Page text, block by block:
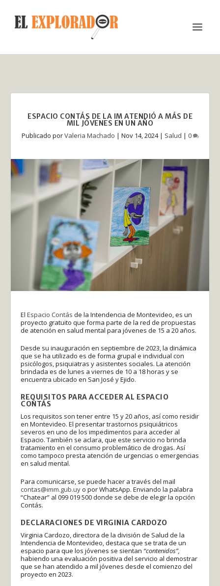
ESPACIO CONTÁS DE LA IM ATENDIÓ A MÁS DE
MIL JÓVENES EN UN AÑO
Publicado porValeria Machado | Nov 14, 2024| Salud | 0
ElEspacio Contásde la Intendencia de Montevideo, es un
proyecto gratuito que forma parte de la red de propuestas
de atención en salud mental para jóvenes de 15 a 20 años.
Desde su inauguración en septiembre de 2023, la dinámica
que se ha utilizado es de forma grupal e individual con
psicólogos, psiquiatras y asistentes sociales. La atención
brindada es de lunes a viernes de 10 a 18 horas y se
encuentra ubicado en San José y Ejido.
REQUISITOS PARA ACCEDER AL ESPACIO
CONTÁS
Los requisitos son tener entre 15 y 20 años, así como residir
en Montevideo. El presentar trastornos psiquiátricos
severos en uno de los impedimentos para acceder al
Espacio. También se aclara, que este servicio no brinda
tratamiento en el consumo problemático de drogas. Así
como tampoco presta atención de urgencias o emergencias
en salud mental.
Para comunicarse, se puede hacer a través del mail
contas@imm.gub.uyo por WhatsApp. Enviando la palabra
“Chatear” al 099 019 500 donde se debe de elegir la opción
Contás.
DECLARACIONES DE VIRGINIA CARDOZO
Virginia Cardozo, directora de la división de Salud de la
Intendencia de Montevideo, destaca que se trata de un
espacio para que los jóvenes se sientan “contenidos”,
habiendo una evaluación positiva del servicio al demostrar
que se han atendido a mil jóvenes desde el comienzo del
proyecto en 2023.